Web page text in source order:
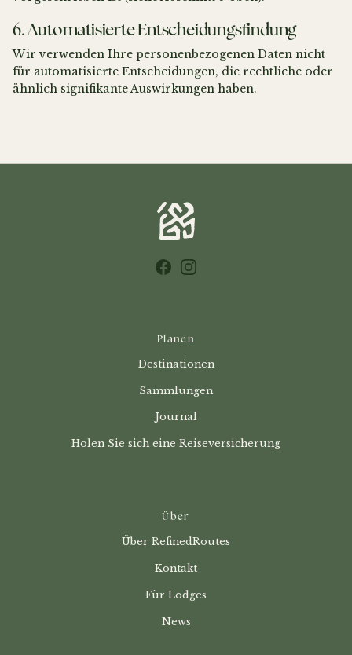
6. Automatisierte Entscheidungsfindung
Wir verwenden Ihre personenbezogenen Daten nicht
für automatisierte Entscheidungen, die rechtliche oder
ähnlich signifikante Auswirkungen haben.
FacebookInstagram
Planen
Destinationen
Sammlungen
Journal
Holen Sie sich eine Reiseversicherung
Über
Über RefinedRoutes
Kontakt
Für Lodges
News